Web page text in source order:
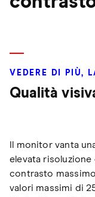
VEDERE DI PIÙ,
Qualità
Il monitor vanta
elevata risoluzione
contrasto
valori massimi di